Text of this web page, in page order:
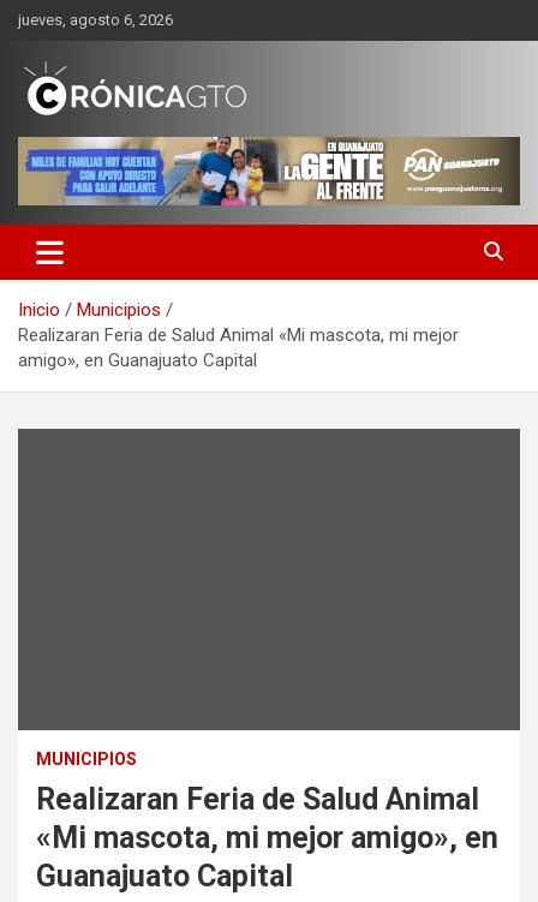
Saltar
contenido
jueves, agosto 6, 2026
CRONICA GUANAJUATO
Inicio
Municipios
Realizaran Feria de Salud Animal «Mi mascota, mi mejor
amigo», en Guanajuato Capital
MUNICIPIOS
Realizaran Feria de Salud Animal
«Mi mascota, mi mejor amigo», en
Guanajuato Capital